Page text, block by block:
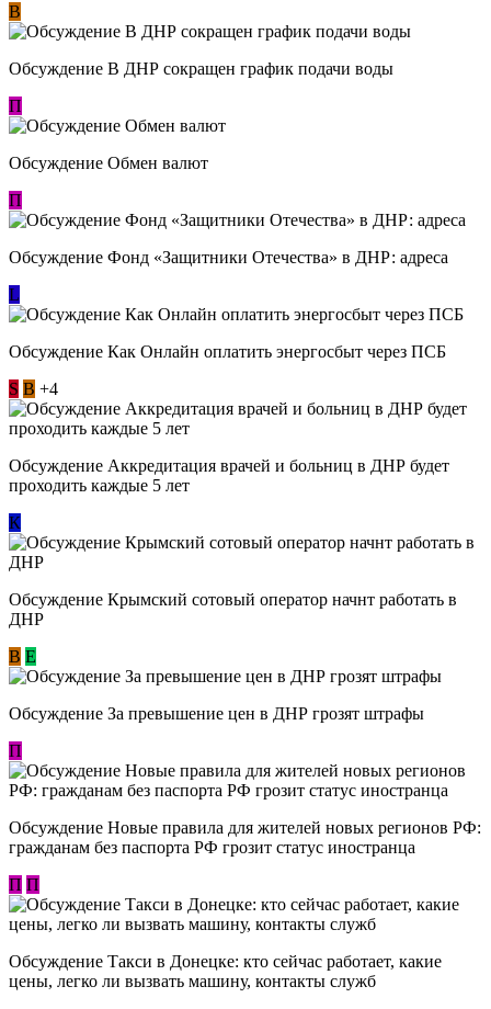
В
Обсуждение В ДНР сокращен график подачи воды
П
Обсуждение Обмен валют
П
Обсуждение Фонд «Защитники Отечества» в ДНР: адреса
L
Обсуждение ​Как Онлайн оплатить энергосбыт через ПСБ
S В +4
Обсуждение Аккредитация врачей и больниц в ДНР будет
проходить каждые 5 лет
К
Обсуждение Крымский сотовый оператор начнт работать в
ДНР
В E
Обсуждение За превышение цен в ДНР грозят штрафы
П
Обсуждение Новые правила для жителей новых регионов РФ:
гражданам без паспорта РФ грозит статус иностранца
П П
Обсуждение ​Такси в Донецке: кто сейчас работает, какие
цены, легко ли вызвать машину, контакты служб